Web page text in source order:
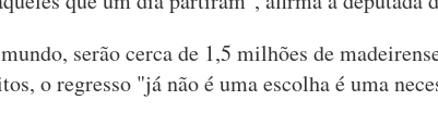
serão cerca de 1,5 milhões de
o regresso "já não é uma escolha é uma